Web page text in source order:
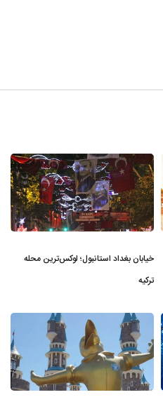
خیابان بغداد استانبول؛ لوکس‌ترین محله
ترکیه